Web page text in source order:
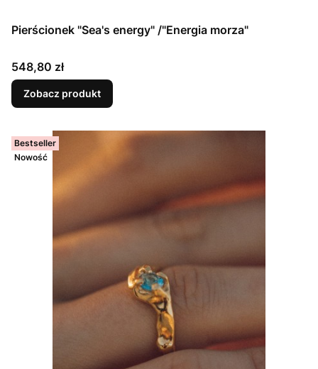
Pierścionek "Sea's energy" /"Energia morza"
Cena
548,80 zł
Zobacz produkt
Bestseller
Nowość